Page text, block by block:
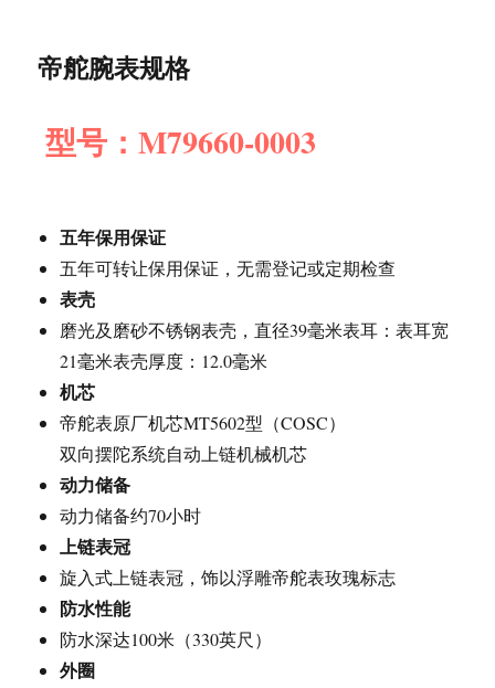
帝舵腕表规格
型号：M79660-0003
五年保用保证
五年可转让保用保证，无需登记或定期检查
表壳
磨光及磨砂不锈钢表壳，直径39毫米表耳：表耳宽
21毫米表壳厚度：12.0毫米
机芯
帝舵表原厂机芯MT5602型（COSC）
双向摆陀系统自动上链机械机芯
动力储备
动力储备约70小时
上链表冠
旋入式上链表冠，饰以浮雕帝舵表玫瑰标志
防水性能
防水深达100米（330英尺）
外圈